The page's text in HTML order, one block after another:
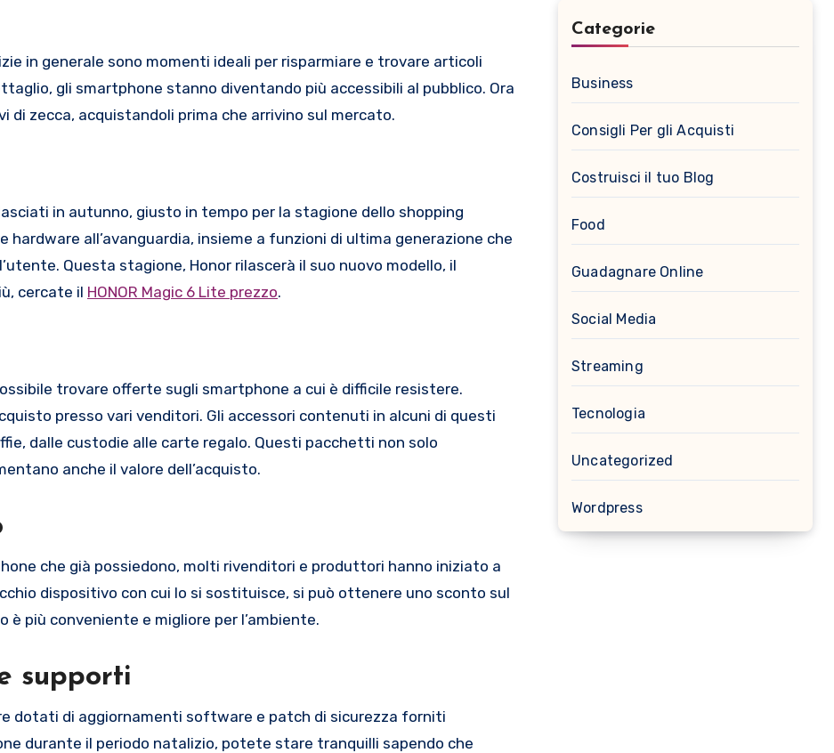
in generale sono momenti ideali per risparmiare e trovare articoli
gli smartphone stanno diventando più accessibili al pubblico. Ora
di zecca, acquistandoli prima che arrivino sul mercato.
in autunno, giusto in tempo per la stagione dello shopping
all’avanguardia, insieme a funzioni di ultima generazione che
Questa stagione, Honor rilascerà il suo nuovo modello, il
cercate il HONOR Magic 6 Lite prezzo.
trovare offerte sugli smartphone a cui è difficile resistere.
presso vari venditori. Gli accessori contenuti in alcuni di questi
dalle custodie alle carte regalo. Questi pacchetti non solo
anche il valore dell’acquisto.
che già possiedono, molti rivenditori e produttori hanno iniziato a
dispositivo con cui lo si sostituisce, si può ottenere uno sconto sul
è più conveniente e migliore per l’ambiente.
supporti
dotati di aggiornamenti software e patch di sicurezza forniti
durante il periodo natalizio, potete stare tranquilli sapendo che
Categorie
Business
Consigli Per gli Acquisti
Costruisci il tuo Blog
Food
Guadagnare Online
Social Media
Streaming
Tecnologia
Uncategorized
Wordpress